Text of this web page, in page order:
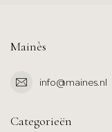
Mainès
info@maines.nl
Categorieën